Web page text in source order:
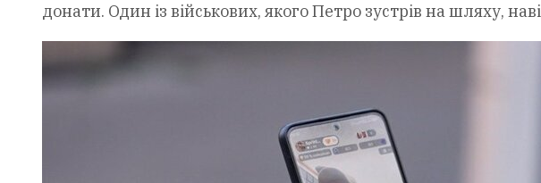
донати. Один із військових, якого Петро зустрів на шляху,